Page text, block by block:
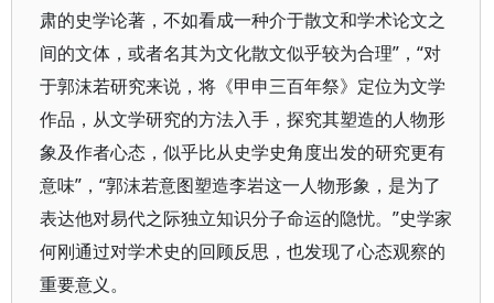
肃的史学论著，不如看成一种介于散文和学术论文之
间的文体，或者名其为文化散文似乎较为合理”，“对
于郭沫若研究来说，将《甲申三百年祭》定位为文学
作品，从文学研究的方法入手，探究其塑造的人物形
象及作者心态，似乎比从史学史角度出发的研究更有
意味”，“郭沫若意图塑造李岩这一人物形象，是为了
表达他对易代之际独立知识分子命运的隐忧。”史学家
何刚通过对学术史的回顾反思，也发现了心态观察的
重要意义。